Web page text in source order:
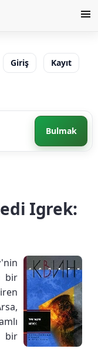
Giriş Kayıt
Bulmak
Igrek:
bir
bir